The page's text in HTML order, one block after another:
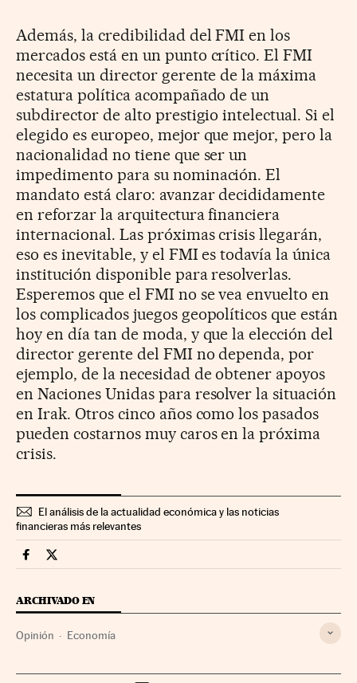
Además, la credibilidad del FMI en los
mercados está en un punto crítico. El FMI
necesita un director gerente de la máxima
estatura política acompañado de un
subdirector de alto prestigio intelectual. Si el
elegido es europeo, mejor que mejor, pero la
nacionalidad no tiene que ser un
impedimento para su nominación. El
mandato está claro: avanzar decididamente
en reforzar la arquitectura financiera
internacional. Las próximas crisis llegarán,
eso es inevitable, y el FMI es todavía la única
institución disponible para resolverlas.
Esperemos que el FMI no se vea envuelto en
los complicados juegos geopolíticos que están
hoy en día tan de moda, y que la elección del
director gerente del FMI no dependa, por
ejemplo, de la necesidad de obtener apoyos
en Naciones Unidas para resolver la situación
en Irak. Otros cinco años como los pasados
pueden costarnos muy caros en la próxima
crisis.
El análisis de la actualidad económica y las noticias
financieras más relevantes
Economia Cinco Días en Facebook
Economia Cinco Días en Twitter
ARCHIVADO EN
Opinión Economía